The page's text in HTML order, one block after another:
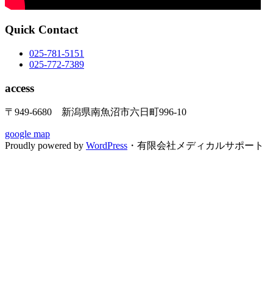
Quick Contact
025-781-5151
025-772-7389
access
〒949-6680 新潟県南魚沼市六日町996-10
google map
Proudly powered by WordPress ・有限会社メディカルサポート